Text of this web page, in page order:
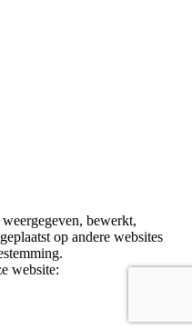
bewerkt,
op andere websites
website: